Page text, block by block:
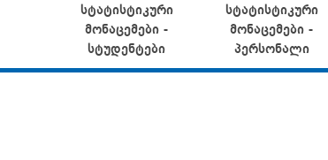
სტატისტიკური
მონაცემები -
სტუდენტები
სტატისტიკური
მონაცემები -
პერსონალი